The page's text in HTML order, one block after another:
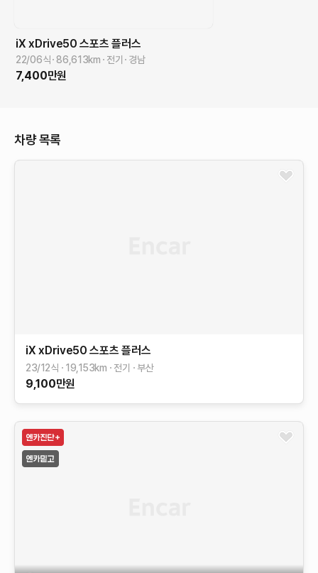
iX xDrive50 스포츠 플러스
22/06식 86,613km 전기 경남
7,400만원
차량 목록
iX xDrive50 스포츠 플러스
23/12식 19,153km 전기 부산
9,100만원